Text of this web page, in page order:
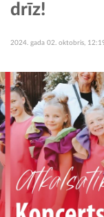
drīz!
2024. gada 02. oktobris,